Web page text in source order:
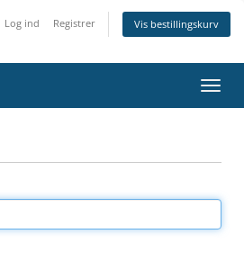
Log ind Registrer Vis bestillingskurv
Skift